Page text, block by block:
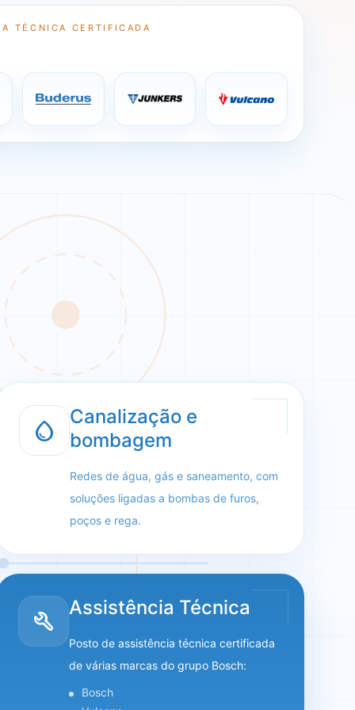
TÉCNICA CERTIFICADA
water_drop
Canalização e
bombagem
Redes de água, gás e saneamento, com
soluções ligadas a bombas de furos,
poços e rega.
build Assistência Técnica
Posto de assistência técnica certificada
de várias marcas do grupo Bosch:
Bosch